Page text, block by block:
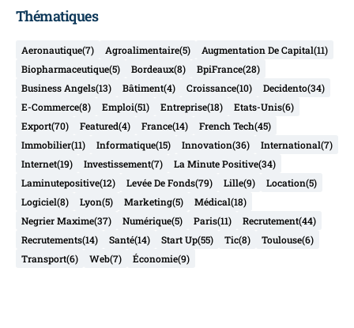
Thématiques
Aeronautique(7) Agroalimentaire(5) Augmentation De Capital(11)
Biopharmaceutique(5) Bordeaux(8) BpiFrance(28)
Business Angels(13) Bâtiment(4) Croissance(10) Decidento(34)
E-Commerce(8) Emploi(51) Entreprise(18) Etats-Unis(6)
Export(70) Featured(4) France(14) French Tech(45)
Immobilier(11) Informatique(15) Innovation(36) International(7)
Internet(19) Investissement(7) La Minute Positive(34)
Laminutepositive(12) Levée De Fonds(79) Lille(9) Location(5)
Logiciel(8) Lyon(5) Marketing(5) Médical(18)
Negrier Maxime(37) Numérique(5) Paris(11) Recrutement(44)
Recrutements(14) Santé(14) Start Up(55) Tic(8) Toulouse(6)
Transport(6) Web(7) Économie(9)